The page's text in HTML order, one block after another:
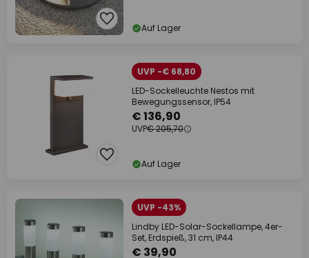
Auf Lager
UVP -€ 68,80
LED-Sockelleuchte Nestos mit
Bewegungssensor, IP54
€ 136,90
UVP€ 205,70
Auf Lager
UVP -43%
Lindby LED-Solar-Sockellampe, 4er-
Set, Erdspieß, 31 cm, IP44
€ 39,90